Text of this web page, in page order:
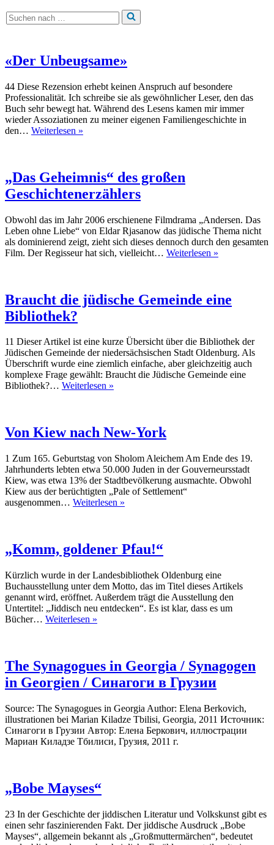
Suchen
nach …
«Der Unbeugsame»
44 Diese Rezension erhebt keinen Anspruch auf besondere
Professionalität. Ich schreibe sie als gewöhnlicher Leser, den das
Buch sehr bewegt hat. Während des Lesens kamen mir immer
wieder Assoziationen zu meiner eigenen Familiengeschichte in
den… Weiterlesen »
„Das Geheimnis“ des großen
Geschichtenerzählers
Obwohl das im Jahr 2006 erschienene Filmdrama „Andersen. Das
Leben ohne Liebe“ von Eldar Rjasanow das jüdische Thema nicht
als dominierend zeigt, zieht sich dieses dennoch durch den gesamten
Film. Der Regisseur hat sich, vielleicht… Weiterlesen »
Braucht die jüdische Gemeinde eine
Bibliothek?
11 Dieser Artikel ist eine kurze Übersicht über die Bibliothek der
Jüdischen Gemeinde der niedersächsischen Stadt Oldenburg. Als
Überschrift wurde eine ziemlich einfache, aber gleichzeitig auch
komplexe Frage gewählt: Braucht die Jüdische Gemeinde eine
Bibliothek?… Weiterlesen »
eine
Bibliothek?
Von Kiew nach New-York
1 Zum 165. Geburtstag von Sholom Aleichem Am Ende des 19.
Jahrhunderts lebten etwa 50.000 Juden in der Gouverneursstadt
Kiew, was etwa 13% der Stadtbevölkerung ausmachte. Obwohl
Kiew aus der berüchtigten „Pale of Settlement“
ausgenommen… Weiterlesen »
York
„Komm, goldener Pfau!“
Kürzlich wurde in der Landesbibliothek Oldenburg eine
Buchausstellung unter dem Motto, das im Titel dieses Artikels
genannt wird, eröffnet. Außerdem trägt die Ausstellung den
Untertitel: „Jiddisch neu entdecken“. Es ist klar, dass es um
Bücher… Weiterlesen »
The Synagogues in Georgia / Synagogen
in Georgien / Синагоги в Грузии
Source: The Synagogues in Georgia Author: Elena Berkovich,
illustrationen bei Marian Kiladze Tbilisi, Georgia, 2011 Источник:
Синагоги в Грузии Автор: Елена Беркович, иллюстрации
Мариан Киладзе Тбилиси, Грузия, 2011 г.
„Bobe Mayses“
23 In der Geschichte der jiddischen Literatur und Volkskunst gibt es
einen sehr faszinierenden Fakt. Der jiddische Ausdruck „Bobe
Mayses“, allgemein bekannt als „Großmuttermärchen“, bedeutet